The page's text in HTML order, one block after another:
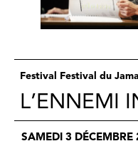
Festival Festival du
L’ENNEMI
SAMEDI 3